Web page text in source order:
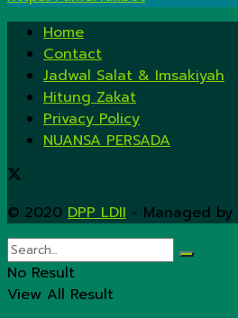
Home
Contact
Jadwal Salat & Imsakiyah
Hitung Zakat
Privacy Policy
NUANSA PERSADA
© 2020 DPP LDII - Managed by
No Result
View All Result